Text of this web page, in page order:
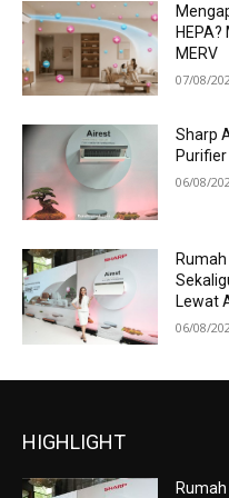
MERV
07/08/
Sharp
06/08/
Lewat
06/08/
HIGHLIGHT